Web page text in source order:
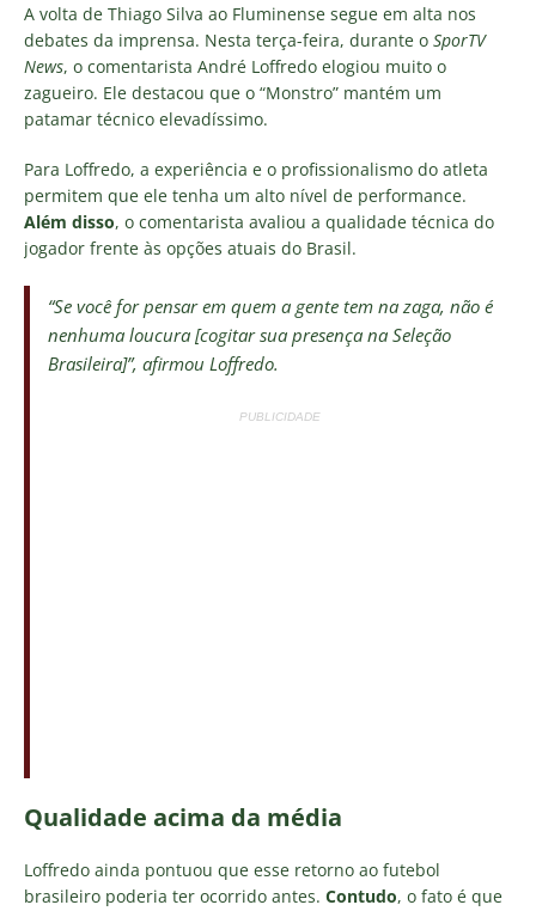
A volta de Thiago Silva ao Fluminense segue em alta nos
debates da imprensa. Nesta terça-feira, durante o SporTV
News, o comentarista André Loffredo elogiou muito o
zagueiro. Ele destacou que o “Monstro” mantém um
patamar técnico elevadíssimo.
Para Loffredo, a experiência e o profissionalismo do atleta
permitem que ele tenha um alto nível de performance.
Além disso, o comentarista avaliou a qualidade técnica do
jogador frente às opções atuais do Brasil.
“Se você for pensar em quem a gente tem na zaga, não é
nenhuma loucura [cogitar sua presença na Seleção
Brasileira]”, afirmou Loffredo.
PUBLICIDADE
Qualidade acima da média
Loffredo ainda pontuou que esse retorno ao futebol
brasileiro poderia ter ocorrido antes. Contudo, o fato é que